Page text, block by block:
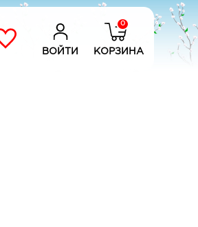
ВОЙТИ
0
КОРЗИНА